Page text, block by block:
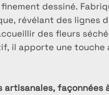
dessiné.
révélant des lignes
des fleurs
il apporte une
artisanales, façonnées